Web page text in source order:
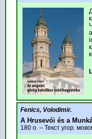
Fenics, Volodimir.
A Hrusevói és a
180 o. – Текст угор.